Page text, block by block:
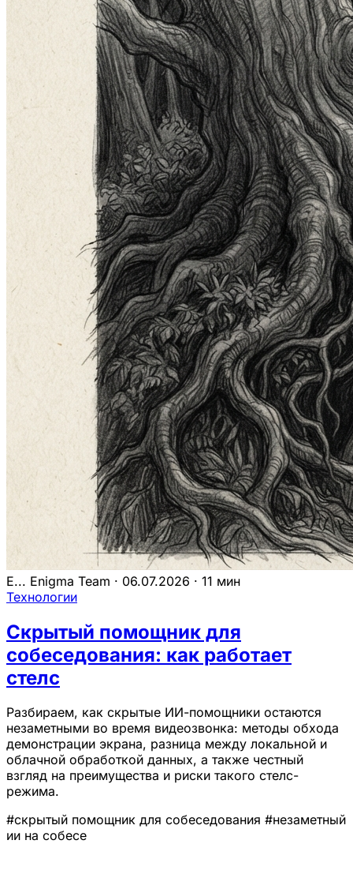
E... Enigma Team · 06.07.2026 · 11 мин
Технологии
Скрытый помощник для
собеседования: как работает
стелс
Разбираем, как скрытые ИИ-помощники остаются
незаметными во время видеозвонка: методы обхода
демонстрации экрана, разница между локальной и
облачной обработкой данных, а также честный
взгляд на преимущества и риски такого стелс-
режима.
#скрытый помощник для собеседования #незаметный
ии на собесе